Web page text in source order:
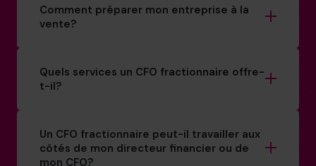
Comment préparer mon entreprise à la
vente?
Quels services un CFO fractionnaire offre-
t-il?
Un CFO fractionnaire peut-il travailler aux
côtés de mon directeur financier ou de
mon CFO?